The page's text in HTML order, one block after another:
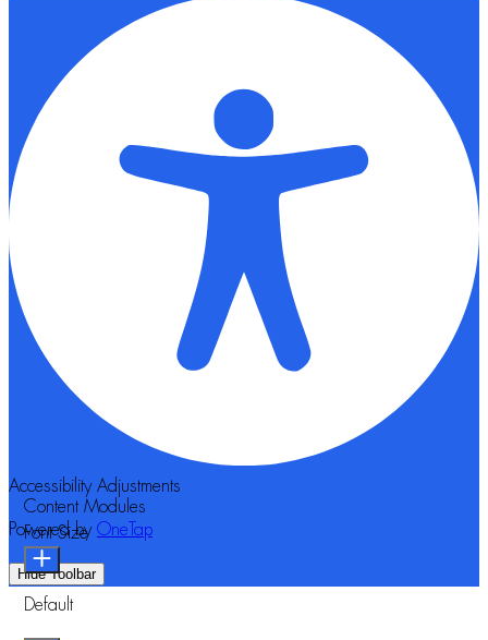
Accessibility Adjustments
Powered by OneTap
Hide Toolbar
Content Modules
Font Size
Default